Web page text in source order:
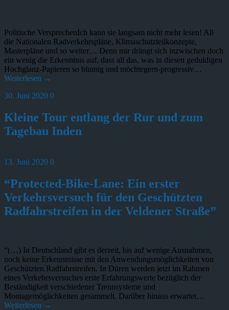
Politische VersprechenIch kann sie langsam nicht mehr lesen! All
die Nationalen Radverkehrspläne, Klimaschutzteilkonzepte,
Masterpläne und so weiter… Denn mir drängt sich inzwischen doch
ein wenig die Erkenntnis auf, dass all das, was in diesen geduldigen
Hochglanz-Papieren so blumig und möchtegern-progressiv…
Weiterlesen →
30. Juni 2020 0
Kleine Tour entlang der Rur und zum
Tagebau Inden
13. Juni 2020 0
“Protected-Bike-Lane: Ein erster
Verkehrsversuch für den Geschützten
Radfahrstreifen in der Veldener Straße”
“(…) In Deutschland gibt es derzeit, bis auf wenige Ausnahmen,
noch keine Erkenntnisse mit den Anwendungsmöglichkeiten von
Geschützten Radfahrstreifen. In Düren werden jetzt im Rahmen
eines Verkehrsversuches erste Erfahrungswerte bezüglich der
Beständigkeit verschiedener Trennsysteme und
Montagemöglichkeiten gesammelt. Darüber hinaus erwartet…
Weiterlesen →